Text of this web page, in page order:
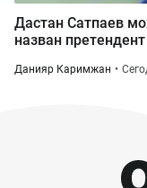
Дастан Сатпаев
назван претендент
Данияр Каримжан